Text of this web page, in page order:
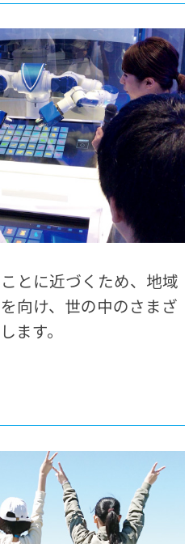
とに近づくため、地域
向け、世の中のさまざ
ます。